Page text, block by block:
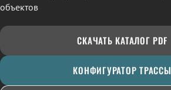
объектов
СКАЧАТЬ КАТАЛОГ PDF
КОНФИГУРАТОР ТРАССЫ